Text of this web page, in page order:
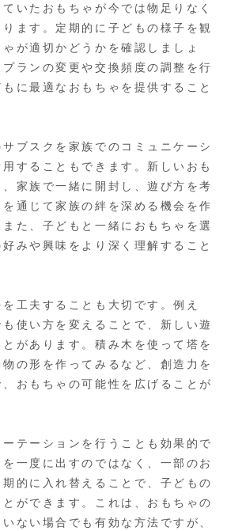
いたおもちゃが今では物足りなく
ます。定期的に子どもの様子を観
が適切かどうかを確認しましょ
ランの変更や交換頻度の調整を行
に最適なおもちゃを提供すること
ブスクを家族でのコミュニケーシ
することもできます。新しいおも
家族で一緒に開封し、遊び方を考
通じて家族の絆を深める機会を作
た、子どもと一緒におもちゃを選
みや興味をより深く理解すること
工夫することも大切です。例え
使い方を変えることで、新しい遊
があります。積み木を使って塔を
の形を作ってみるなど、創造力を
おもちゃの可能性を広げることが
テーションを行うことも効果的で
一度に出すのではなく、一部のお
的に入れ替えることで、子どもの
ができます。これは、おもちゃの
ない場合でも有効な方法ですが、